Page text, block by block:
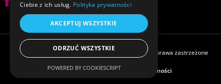
© 2023-2025 Autodetailing Zielona Góra, Wszystkie prawa zastrzeżone
Szczegóły o stronie Polityka prywatności
Ciebie z ich usług. Polityka prywatności
AKCEPTUJ WSZYSTKIE
ODRZUĆ WSZYSTKIE
POWERED BY COOKIESCRIPT